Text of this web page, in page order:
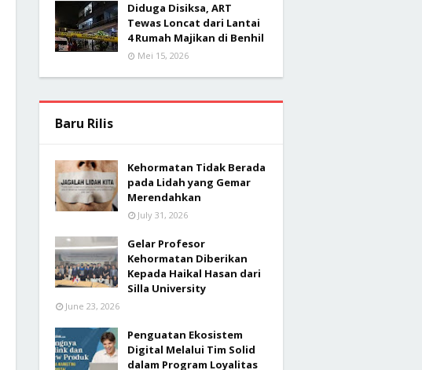
Diduga Disiksa, ART
Tewas Loncat dari Lantai
4 Rumah Majikan di Benhil
Mei 15, 2026
Baru Rilis
Kehormatan Tidak Berada
pada Lidah yang Gemar
Merendahkan
July 31, 2026
Gelar Profesor
Kehormatan Diberikan
Kepada Haikal Hasan dari
Silla University
June 23, 2026
Penguatan Ekosistem
Digital Melalui Tim Solid
dalam Program Loyalitas